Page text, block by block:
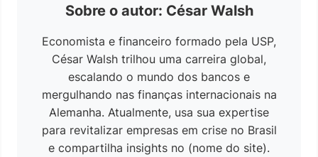
Sobre o autor: César Walsh
Economista e financeiro formado pela USP,
César Walsh trilhou uma carreira global,
escalando o mundo dos bancos e
mergulhando nas finanças internacionais na
Alemanha. Atualmente, usa sua expertise
para revitalizar empresas em crise no Brasil
e compartilha insights no (nome do site).